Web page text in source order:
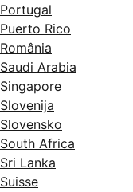
Portugal
Puerto Rico
România
Saudi Arabia
Singapore
Slovenija
Slovensko
South Africa
Sri Lanka
Suisse